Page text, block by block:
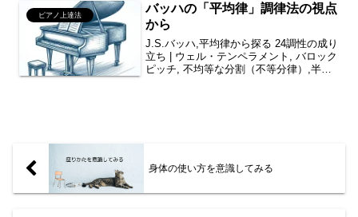
ピアノ上達法
バッハの「平均律」調律法の視点
から
J.S.バッハ,平均律から探る 24調性の成り
立ち | ウェル・テンペラメント, バロック
ピッチ, 不均等な分割（不等分律）,半音
身体の使い方を意識してみる